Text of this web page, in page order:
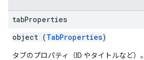
tabProperties
object (TabProperties)
タブのプロパティ（ID やタイトルなど）。